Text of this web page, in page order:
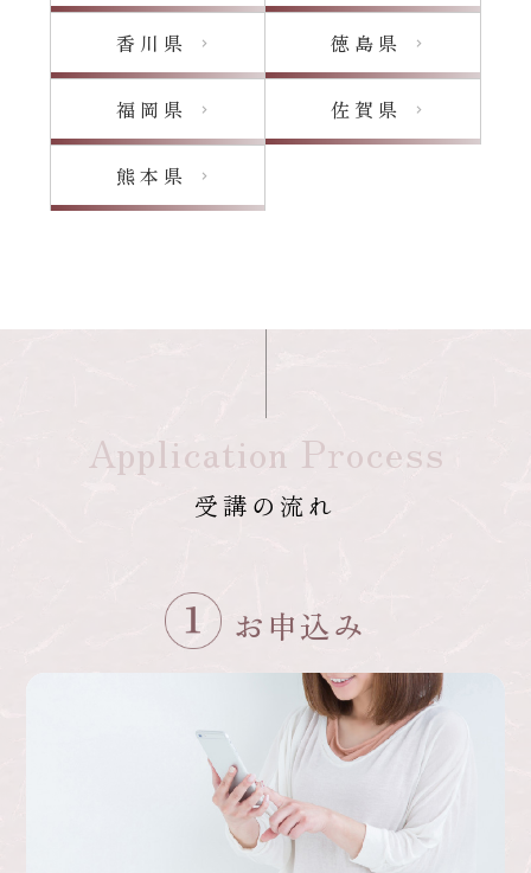
香川県 chevron_right 徳島県 chevron_right
福岡県 chevron_right 佐賀県 chevron_right
熊本県 chevron_right
Application Process
受講の流れ
お申込み